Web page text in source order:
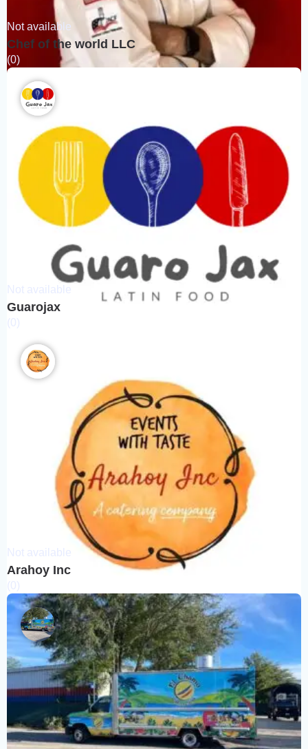
Not available
Chef of the world LLC
(0)
Not available
Guarojax
(0)
Not available
Arahoy Inc
(0)